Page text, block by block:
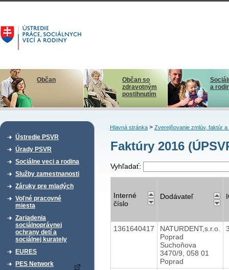
Občan
Občan so
zdravotným
postihnutím
a
Ústredie PSVR
Úrady PSVR
Sociálne veci a rodina
Služby zamestnanosti
Záruky pre mladých
Voľné pracovné
miesta
Zariadenia
sociálnoprávnej
ochrany detí a
sociálnej kurately
EURES
PES Network
Hlavná stránka> Zverejňovanie zmlúv, faktúr a
Faktúry 2016
Vyhľadať:
Interné
číslo
Dodávateľ
1361640417
NATURDENT,s.r.o.
Poprad
Suchoňova
3470/9, 058 01
Poprad